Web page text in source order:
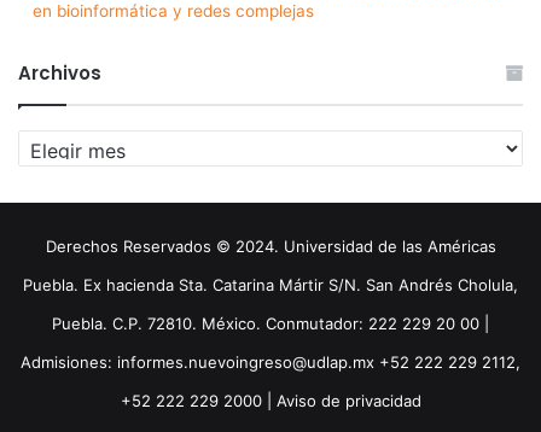
en bioinformática y redes complejas
Archivos
Archivos
Derechos Reservados © 2024. Universidad de las Américas
Puebla. Ex hacienda Sta. Catarina Mártir S/N. San Andrés Cholula,
Puebla. C.P. 72810. México. Conmutador: 222 229 20 00 |
Admisiones: informes.nuevoingreso@udlap.mx +52 222 229 2112,
+52 222 229 2000 | Aviso de privacidad